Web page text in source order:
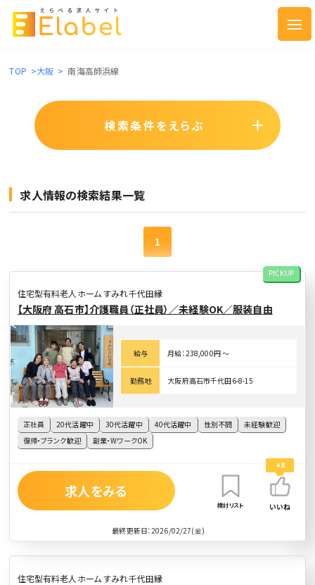
TOP >大阪 > 南海高師浜線
求人情報の検索結果一覧
1
住宅型有料老人ホーム すみれ千代田縁
PICKUP
【大阪府 高石市】介護職員（正社員）／未経験OK／服装自由
正社員 20代活躍中 30代活躍中 40代活躍中 性別不問
未経験歓迎
復帰・ブランク歓迎
副業・WワークOK
給与 月給：238,000円 〜
勤務地 大阪府高石市千代田6-8-15
最終更新日：2026/02/27(金)
求人をみる
検討リスト
+8
いいね
住宅型有料老人ホーム すみれ千代田縁
検索条件をえらぶ